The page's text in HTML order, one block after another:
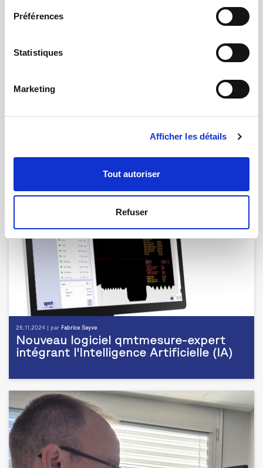
Préférences
Statistiques
Marketing
Afficher les détails
Tout autoriser
Refuser
QMT France devient membre des FIPS
26.11.2024 | par Fabrice Seyve
Nouveau logiciel qmtmesure-expert
intégrant l'Intelligence Artificielle (IA)